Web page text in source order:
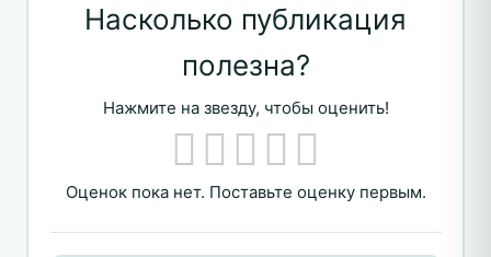
Насколько публикация
полезна?
Нажмите на звезду, чтобы оценить!
Оценок пока нет. Поставьте оценку первым.